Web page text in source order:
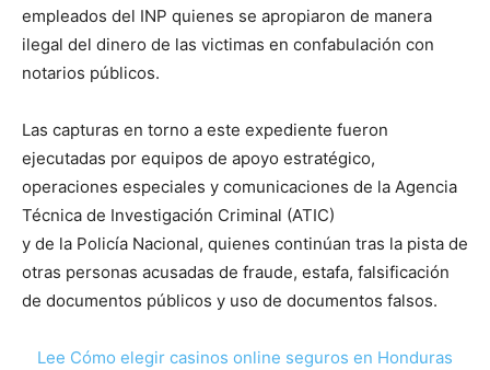
empleados del INP quienes se apropiaron de manera
ilegal del dinero de las victimas en confabulación con
notarios públicos.
Las capturas en torno a este expediente fueron
ejecutadas por equipos de apoyo estratégico,
operaciones especiales y comunicaciones de la Agencia
Técnica de Investigación Criminal (ATIC)
y de la Policía Nacional, quienes continúan tras la pista de
otras personas acusadas de fraude, estafa, falsificación
de documentos públicos y uso de documentos falsos.
Lee Cómo elegir casinos online seguros en Honduras